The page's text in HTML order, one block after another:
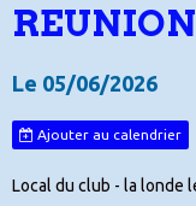
Le 05/06/2026
Ajouter au calendrier
Local du club - la londe